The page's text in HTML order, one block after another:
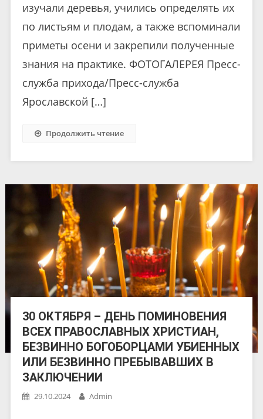
изучали деревья, учились определять их
по листьям и плодам, а также вспоминали
приметы осени и закрепили полученные
знания на практике. ФОТОГАЛЕРЕЯ Пресс-
служба прихода/Пресс-служба
Ярославской […]
Продолжить чтение
30 ОКТЯБРЯ – ДЕНЬ ПОМИНОВЕНИЯ
ВСЕХ ПРАВОСЛАВНЫХ ХРИСТИАН,
БЕЗВИННО БОГОБОРЦАМИ УБИЕННЫХ
ИЛИ БЕЗВИННО ПРЕБЫВАВШИХ В
ЗАКЛЮЧЕНИИ
29.10.2024 Admin